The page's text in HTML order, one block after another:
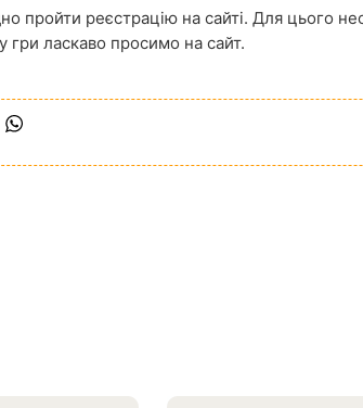
пройти реєстрацію на сайті. Для цього
гри ласкаво просимо на сайт.